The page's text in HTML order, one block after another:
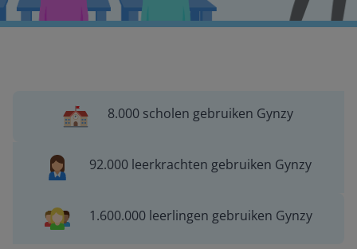
8.000 scholen gebruiken Gynzy
92.000 leerkrachten gebruiken Gynzy
1.600.000 leerlingen gebruiken Gynzy